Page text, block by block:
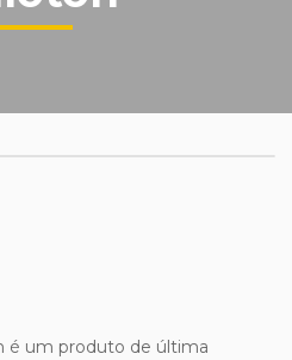
é um produto de última